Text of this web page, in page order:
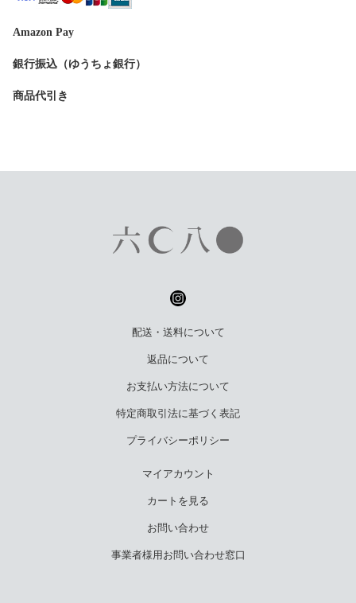
Amazon Pay
銀行振込（ゆうちょ銀行）
商品代引き
配送・送料について
返品について
お支払い方法について
特定商取引法に基づく表記
プライバシーポリシー
マイアカウント
カートを見る
お問い合わせ
事業者様用お問い合わせ窓口